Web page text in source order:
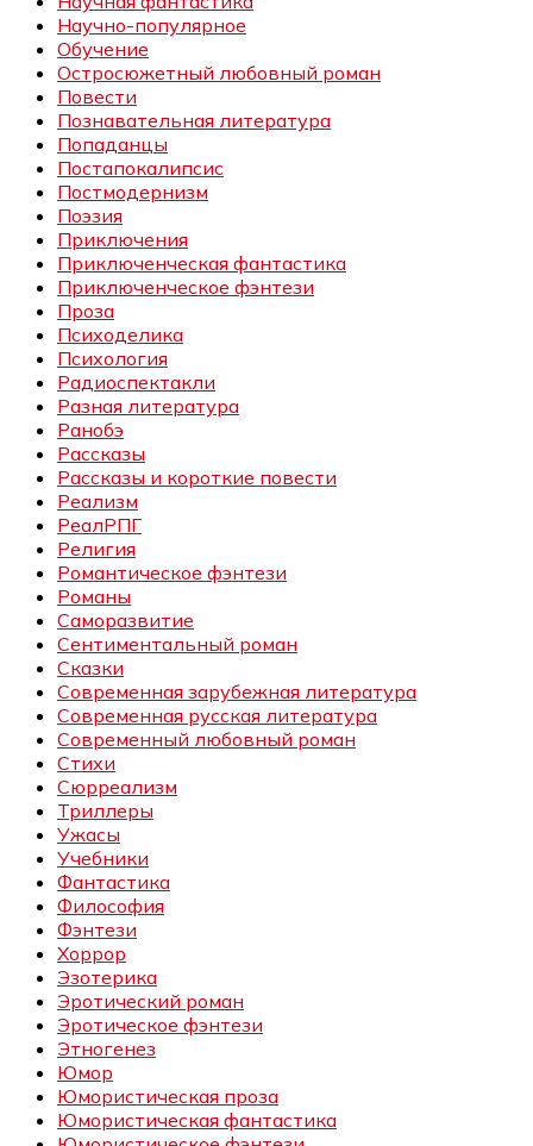
Научно-популярное
Обучение
Остросюжетный любовный роман
Повести
Познавательная литература
Попаданцы
Постапокалипсис
Постмодернизм
Поэзия
Приключения
Приключенческая фантастика
Приключенческое фэнтези
Проза
Психоделика
Психология
Радиоспектакли
Разная литература
Ранобэ
Рассказы
Рассказы и короткие повести
Реализм
РеалРПГ
Религия
Романтическое фэнтези
Романы
Саморазвитие
Сентиментальный роман
Сказки
Современная зарубежная литература
Современная русская литература
Современный любовный роман
Стихи
Сюрреализм
Триллеры
Ужасы
Учебники
Фантастика
Философия
Фэнтези
Хоррор
Эзотерика
Эротический роман
Эротическое фэнтези
Этногенез
Юмор
Юмористическая проза
Юмористическая фантастика